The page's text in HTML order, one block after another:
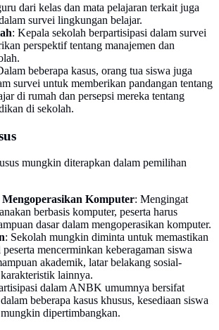
dari kelas dan mata pelajaran terkait juga
survei lingkungan belajar.
: Kepala sekolah berpartisipasi dalam survei
perspektif tentang manajemen dan
beberapa kasus, orang tua siswa juga
survei untuk memberikan pandangan tentang
di rumah dan persepsi mereka tentang
di sekolah.
mungkin diterapkan dalam pemilihan
Komputer: Mengingat
berbasis komputer, peserta harus
dasar dalam mengoperasikan komputer.
: Sekolah mungkin diminta untuk memastikan
mencerminkan keberagaman siswa
akademik, latar belakang sosial-
lainnya.
dalam ANBK umumnya bersifat
beberapa kasus khusus, kesediaan siswa
dipertimbangkan.